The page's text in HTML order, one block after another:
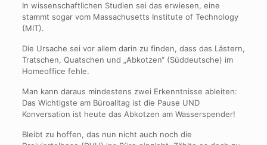
In wissenschaftlichen Studien sei das erwiesen, eine
stammt sogar vom Massachusetts Institute of Technology
(MIT).
Die Ursache sei vor allem darin zu finden, dass das Lästern,
Tratschen, Quatschen und „Abkotzen“ (Süddeutsche) im
Homeoffice fehle.
Man kann daraus mindestens zwei Erkenntnisse ableiten:
Das Wichtigste am Büroalltag ist die Pause UND
Konversation ist heute das Abkotzen am Wasserspender!
Bleibt zu hoffen, das nun nicht auch noch die